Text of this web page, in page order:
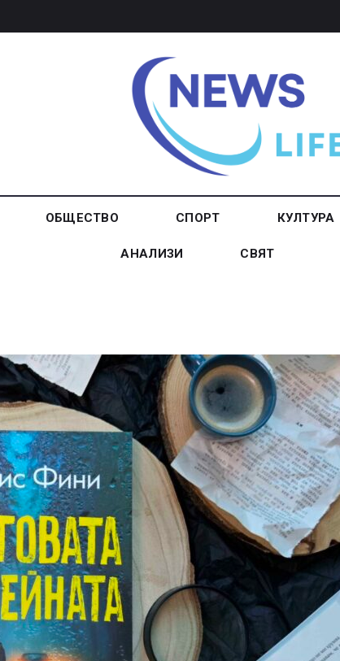
ОБЩЕСТВО СПОРТ КУЛТУРА
АНАЛИЗИ СВЯТ